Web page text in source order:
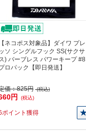
【ネコポス対象品】ダイワ プレ
ッソ シングルフック SS(サクサ
) バーブレス パワーキープ #8
ロパック【即日発送】
価：825円 (税込)
円 (税込)
ポイント獲得